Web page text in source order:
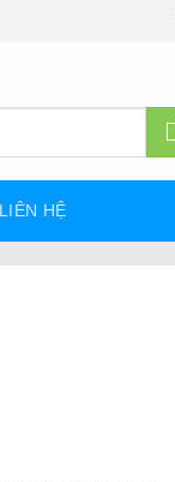
LIÊN HỆ